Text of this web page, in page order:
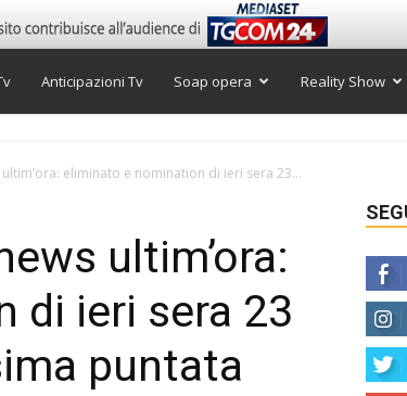
Anticipazioni Tv Soap opera Reality Show
eliminato e nomination di ieri sera 23...
ultim’ora:
di ieri sera 23
puntata